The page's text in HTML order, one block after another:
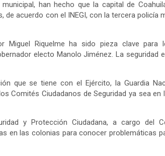
han hecho que la capital de
de acuerdo con el INEGI, con la tercera policía
Miguel Riquelme ha sido pieza clave
electo Manolo Jiménez. La seguridad
que se tiene con el Ejército, la Guardia
Comités Ciudadanos de Seguridad ya sea
y Protección Ciudadana, a cargo del
en las colonias para conocer problemáticas